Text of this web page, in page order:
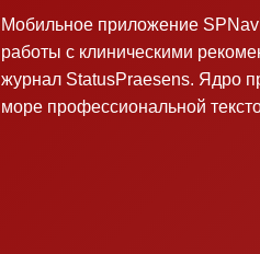
Мобильное приложение
работы с клиническими
журнал StatusPraesens. Ядро
море профессиональной